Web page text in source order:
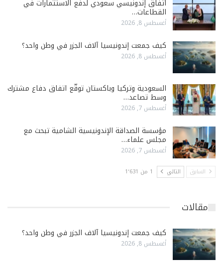
اتفاق إندونيسي سعودي لدفع الاستثمارات في
القطاعات…
أغسطس 8, 2026
كيف جمعت إندونيسيا آلاف الجزر في وطن واحد؟
أغسطس 8, 2026
السعودية وتركيا وباكستان توقّع اتفاق دفاع مشترك
وسط تصاعد…
أغسطس 7, 2026
مؤسسة الصداقة الإندونيسية الشامية تبحث مع
مجلس علماء…
أغسطس 7, 2026
السابق التالي 1 من 1٬631
مقالات
كيف جمعت إندونيسيا آلاف الجزر في وطن واحد؟
أغسطس 8, 2026